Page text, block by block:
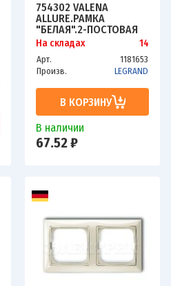
754302 VALENA
ALLURE.РАМКА
"БЕЛАЯ".2-ПОСТОВАЯ
УНИВЕРСАЛЬНАЯ
На складах 14
Арт.
1181653
Произв.
LEGRAND
В КОРЗИНУ
В наличии
67.52 ₽